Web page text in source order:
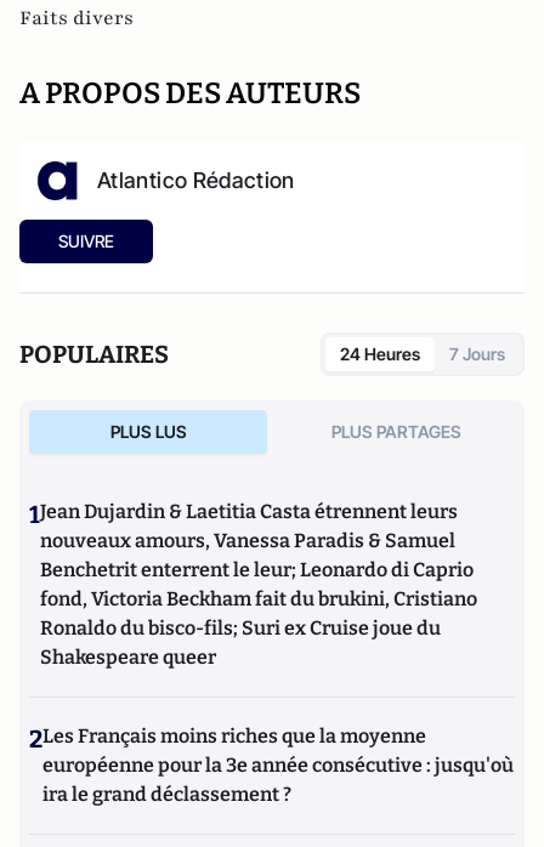
Faits divers
A PROPOS DES AUTEURS
Atlantico Rédaction
SUIVRE
POPULAIRES 24 Heures 7 Jours
PLUS LUS PLUS PARTAGES
1Jean Dujardin & Laetitia Casta étrennent leurs
nouveaux amours, Vanessa Paradis & Samuel
Benchetrit enterrent le leur; Leonardo di Caprio
fond, Victoria Beckham fait du brukini, Cristiano
Ronaldo du bisco-fils; Suri ex Cruise joue du
Shakespeare queer
2Les Français moins riches que la moyenne
européenne pour la 3e année consécutive : jusqu'où
ira le grand déclassement ?